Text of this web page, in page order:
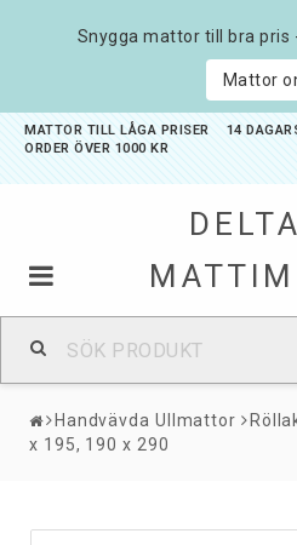
Snygga mattor till bra
Mattor
MATTOR TILL LÅGA PRISER 14
ORDER ÖVER 1000 KR
Badrumsmattor
Barnmattor
Entrémattor
Handvävda Ullmattor
x 195, 190 x 290